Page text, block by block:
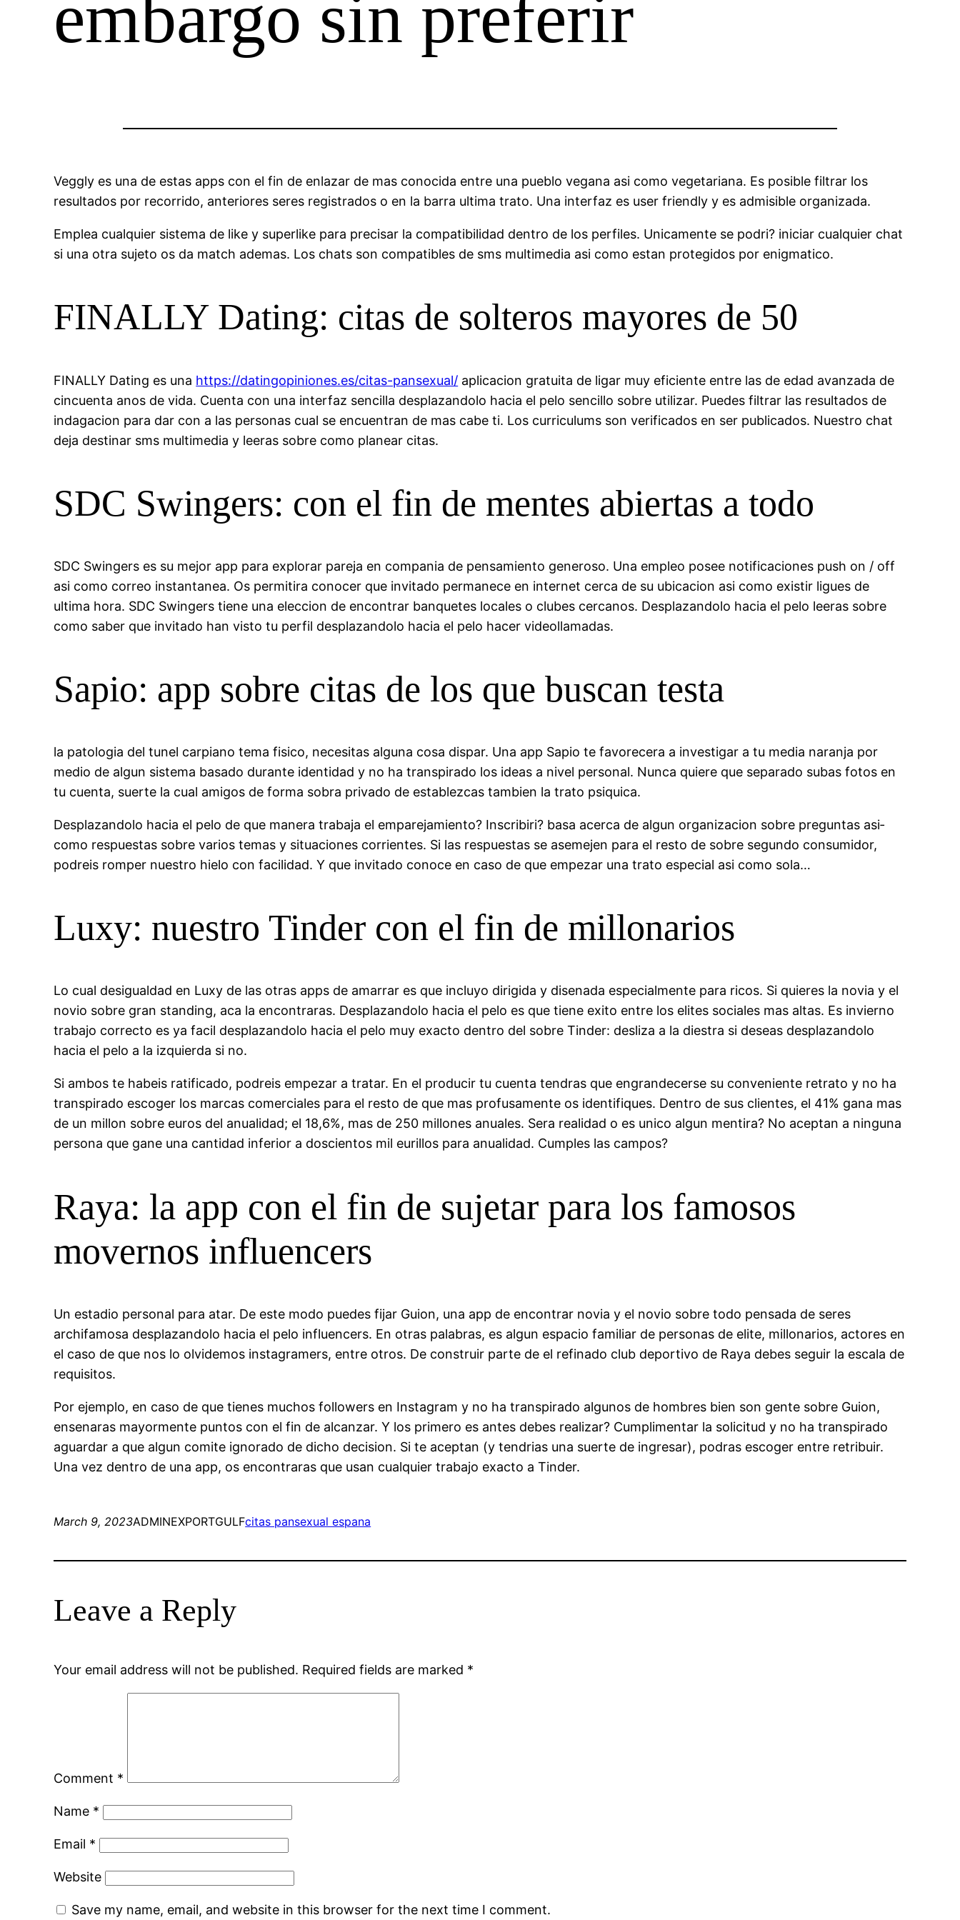
embargo sin preferir
Veggly es una de estas apps con el fin de enlazar de mas conocida entre una pueblo vegana asi­ como vegetariana. Es posible filtrar los
resultados por recorrido, anteriores seres registrados o en la barra ultima trato. Una interfaz es user friendly y es admisible organizada.
Emplea cualquier sistema de like y superlike para precisar la compatibilidad dentro de los perfiles. Unicamente se podri? iniciar cualquier chat
si una otra sujeto os da match ademas. Los chats son compatibles de sms multimedia asi­ como estan protegidos por enigmatico.
FINALLY Dating: citas de solteros mayores de 50
FINALLY Dating es una https://datingopiniones.es/citas-pansexual/ aplicacion gratuita de ligar muy eficiente entre las de edad avanzada de
cincuenta anos de vida. Cuenta con una interfaz sencilla desplazandolo hacia el pelo sencillo sobre utilizar. Puedes filtrar las resultados de
indagacion para dar con a las personas cual se encuentran de mas cabe ti. Los curriculums son verificados en ser publicados. Nuestro chat
deja destinar sms multimedia y leeras sobre como planear citas.
SDC Swingers: con el fin de mentes abiertas a todo
SDC Swingers es su mejor app para explorar pareja en compania de pensamiento generoso. Una empleo posee notificaciones push on / off
asi­ como correo instantanea. Os permitira conocer que invitado permanece en internet cerca de su ubicacion asi­ como existir ligues de
ultima hora. SDC Swingers tiene una eleccion de encontrar banquetes locales o clubes cercanos. Desplazandolo hacia el pelo leeras sobre
como saber que invitado han visto tu perfil desplazandolo hacia el pelo hacer videollamadas.
Sapio: app sobre citas de los que buscan testa
la patologi­a del tunel carpiano tema fisico, necesitas alguna cosa dispar. Una app Sapio te favorecera a investigar a tu media naranja por
medio de algun sistema basado durante identidad y no ha transpirado los ideas a nivel personal. Nunca quiere que separado subas fotos en
tu cuenta, suerte la cual amigos de forma sobra privado de establezcas tambien la trato psiquica.
Desplazandolo hacia el pelo de que manera trabaja el emparejamiento? Inscribiri? basa acerca de algun organizacion sobre preguntas asi­
como respuestas sobre varios temas y situaciones corrientes. Si las respuestas se asemejen para el resto de sobre segundo consumidor,
podreis romper nuestro hielo con facilidad. Y que invitado conoce en caso de que empezar una trato especial asi­ como sola…
Luxy: nuestro Tinder con el fin de millonarios
Lo cual desigualdad en Luxy de las otras apps de amarrar es que incluyo dirigida y disenada especialmente para ricos. Si quieres la novia y el
novio sobre gran standing, aca la encontraras. Desplazandolo hacia el pelo es que tiene exito entre los elites sociales mas altas. Es invierno
trabajo correcto es ya facil desplazandolo hacia el pelo muy exacto dentro del sobre Tinder: desliza a la diestra si deseas desplazandolo
hacia el pelo a la izquierda si no.
Si ambos te habeis ratificado, podreis empezar a tratar. En el producir tu cuenta tendras que engrandecerse su conveniente retrato y no ha
transpirado escoger los marcas comerciales para el resto de que mas profusamente os identifiques. Dentro de sus clientes, el 41% gana mas
de un millon sobre euros del anualidad; el 18,6%, mas de 250 millones anuales. Sera realidad o es unico algun mentira? No aceptan a ninguna
persona que gane una cantidad inferior a doscientos mil eurillos para anualidad. Cumples las campos?
Raya: la app con el fin de sujetar para los famosos
movernos influencers
Un estadio personal para atar. De este modo puedes fijar Guion, una app de encontrar novia y el novio sobre todo pensada de seres
archifamosa desplazandolo hacia el pelo influencers. En otras palabras, es algun espacio familiar de personas de elite, millonarios, actores en
el caso de que nos lo olvidemos instagramers, entre otros. De construir parte de el refinado club deportivo de Raya debes seguir la escala de
requisitos.
Por ejemplo, en caso de que tienes muchos followers en Instagram y no ha transpirado algunos de hombres bien son gente sobre Guion,
ensenaras mayormente puntos con el fin de alcanzar. Y los primero es antes debes realizar? Cumplimentar la solicitud y no ha transpirado
aguardar a que algun comite ignorado de dicho decision. Si te aceptan (y tendri­as una suerte de ingresar), podras escoger entre retribuir.
Una vez dentro de una app, os encontraras que usan cualquier trabajo exacto a Tinder.
March 9, 2023ADMINEXPORTGULFcitas pansexual espana
Leave a Reply
Your email address will not be published. Required fields are marked *
Comment *
Name *
Email *
Website
Save my name, email, and website in this browser for the next time I comment.